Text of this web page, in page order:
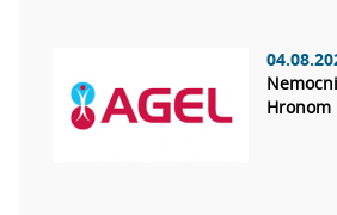
Hronom